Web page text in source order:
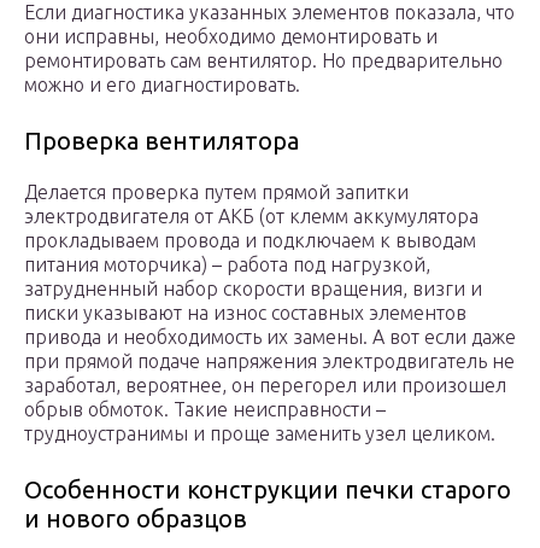
Если диагностика указанных элементов показала, что
они исправны, необходимо демонтировать и
ремонтировать сам вентилятор. Но предварительно
можно и его диагностировать.
Проверка вентилятора
Делается проверка путем прямой запитки
электродвигателя от АКБ (от клемм аккумулятора
прокладываем провода и подключаем к выводам
питания моторчика) – работа под нагрузкой,
затрудненный набор скорости вращения, визги и
писки указывают на износ составных элементов
привода и необходимость их замены. А вот если даже
при прямой подаче напряжения электродвигатель не
заработал, вероятнее, он перегорел или произошел
обрыв обмоток. Такие неисправности –
трудноустранимы и проще заменить узел целиком.
Особенности конструкции печки старого
и нового образцов